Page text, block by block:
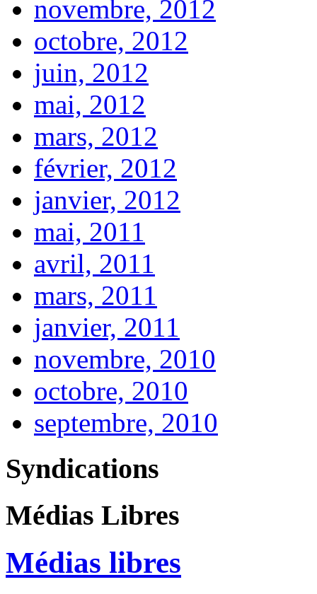
novembre, 2012
octobre, 2012
juin, 2012
mai, 2012
mars, 2012
février, 2012
janvier, 2012
mai, 2011
avril, 2011
mars, 2011
janvier, 2011
novembre, 2010
octobre, 2010
septembre, 2010
Syndications
Médias Libres
Médias libres